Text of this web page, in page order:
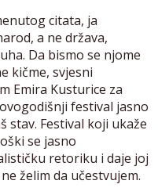
citata, ja
a ne država,
Da bismo se njome
kičme, svjesni
Emira Kusturice za
festival jasno
stav. Festival koji ukaže
se jasno
retoriku i daje joj
želim da učestvujem.